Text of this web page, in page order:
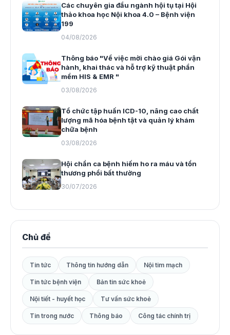
Các chuyên gia đầu ngành hội tụ tại Hội
thảo khoa học Nội khoa 4.0 – Bệnh viện
199
04/08/2026
Thông báo "Về việc mời chào giá Gói vận
hành, khai thác và hỗ trợ kỹ thuật phần
mềm HIS & EMR "
03/08/2026
Tổ chức tập huấn ICD-10, nâng cao chất
lượng mã hóa bệnh tật và quản lý khám
chữa bệnh
03/08/2026
Hội chẩn ca bệnh hiếm ho ra máu và tổn
thương phổi bất thường
30/07/2026
Chủ đề
Tin tức Thông tin hướng dẫn Nội tim mạch
Tin tức bệnh viện Bản tin sức khoẻ
Nội tiết - huyết học Tư vấn sức khoẻ
Tin trong nước Thông báo Công tác chính trị